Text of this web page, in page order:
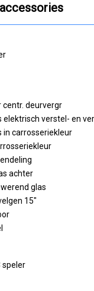
centr. deurvergr
elektrisch verstel- en
in carrosseriekleur
achter
glas
15"
speler